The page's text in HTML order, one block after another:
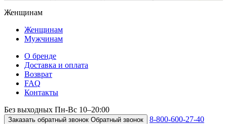
Женщинам
Женщинам
Мужчинам
О бренде
Доставка и оплата
Возврат
FAQ
Контакты
Без выходных Пн-Вс 10–20:00
Заказать обратный звонок Обратный звонок 8-800-600-27-40